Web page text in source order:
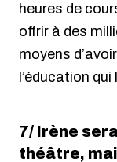
heures de
offrir à des
moyens
l’éducation
7/ Irène
théâtre,